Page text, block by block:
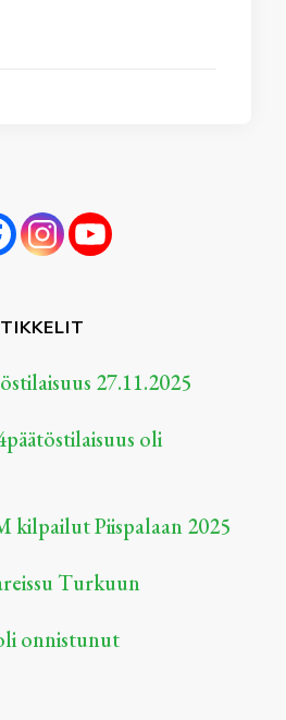
27.11.2025
oli
kilpailut Piispalaan 2025
Turkuun
onnistunut